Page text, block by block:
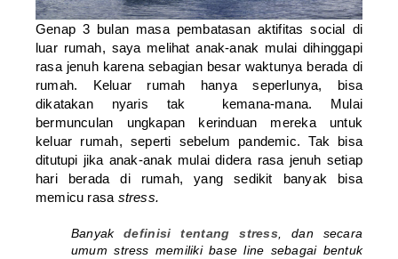
Genap 3 bulan masa pembatasan aktifitas social di
luar rumah, saya melihat anak-anak mulai dihinggapi
rasa jenuh karena sebagian besar waktunya berada di
rumah. Keluar rumah hanya seperlunya, bisa
dikatakan nyaris tak kemana-mana. Mulai
bermunculan ungkapan kerinduan mereka untuk
keluar rumah, seperti sebelum pandemic. Tak bisa
ditutupi jika anak-anak mulai didera rasa jenuh setiap
hari berada di rumah, yang sedikit banyak bisa
memicu rasa stress.
Banyakdefinisi tentang stress , dan secara
umum stress memilikibase line sebagai bentuk